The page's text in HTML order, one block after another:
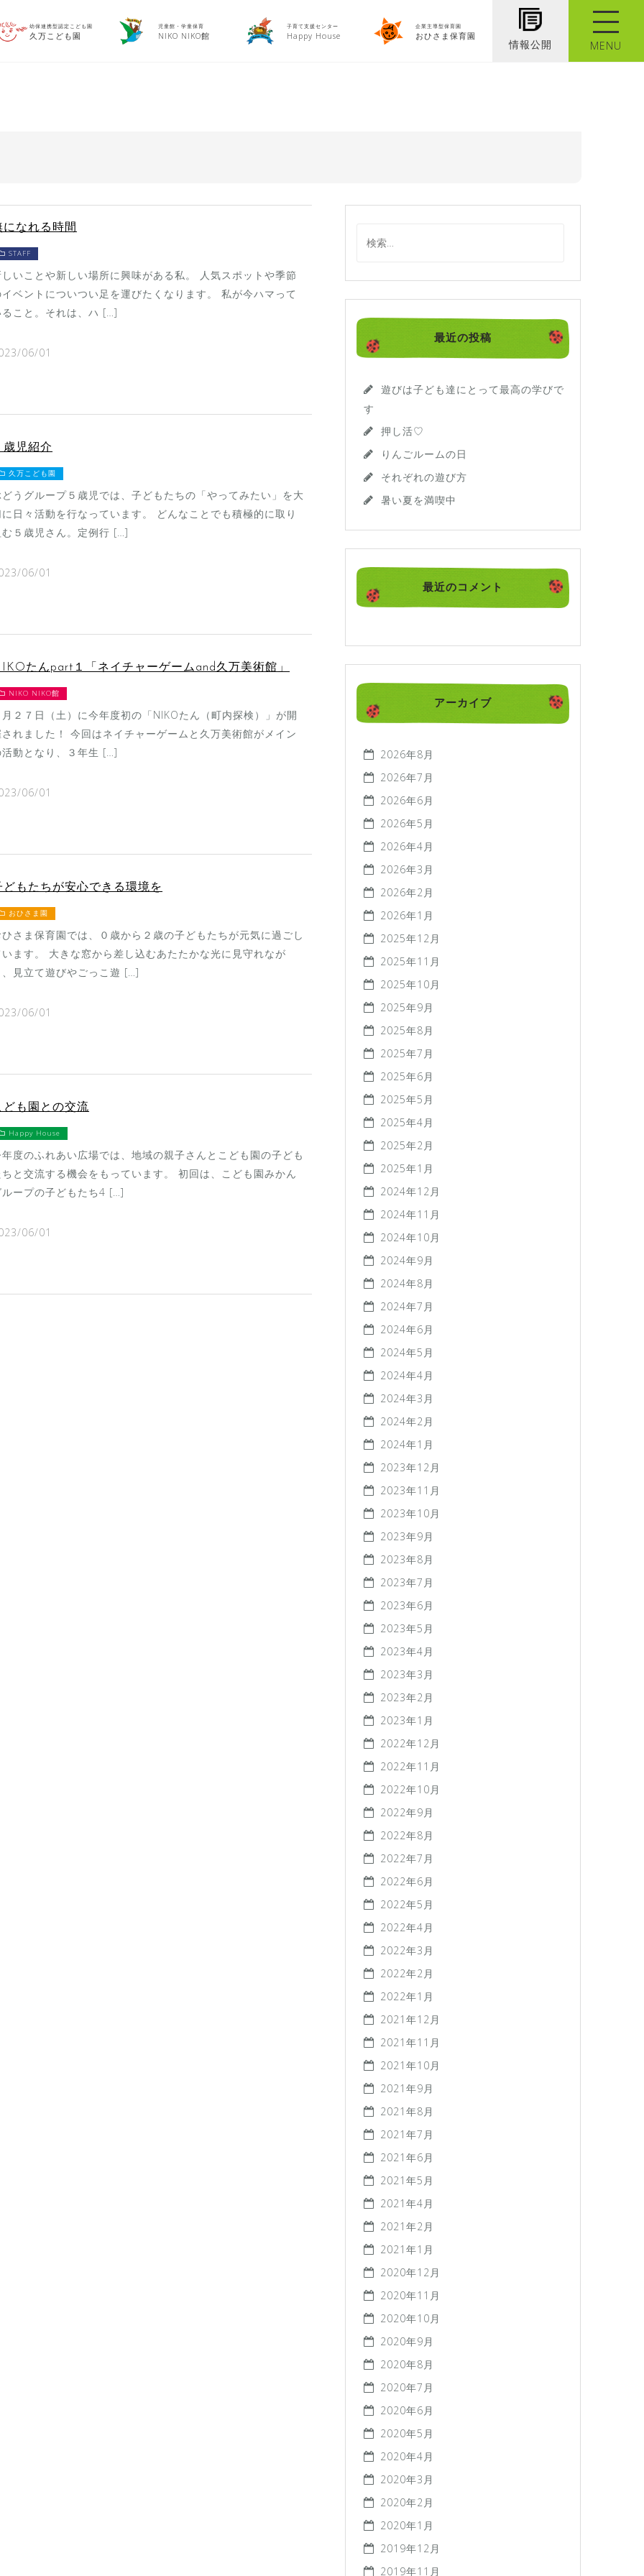
幼保連携型認定こども園
久万こども園
児童館・学童保育
NIKO NIKO館
子育て支援センター
Happy House
企業主導型保育園
おひさま保育園
情報公開 MENU
になれる時間
STAFF
いことや新しい場所に興味がある私。 人気スポットや季節
ベントについつい足を運びたくなります。 私が今ハマって
ること。それは、ハ […]
06/01
歳児紹介
久万こども園
うグループ５歳児では、子どもたちの「やってみたい」を大
日々活動を行なっています。 どんなことでも積極的に取り
む５歳児さん。定例行 […]
06/01
たんpart１「ネイチャーゲームand久万美術館」
NIKO NIKO館
２７日（土）に今年度初の「NIKOたん（町内探検）」が開
れました！ 今回はネイチャーゲームと久万美術館がメイン
活動となり、３年生 […]
06/01
どもたちが安心できる環境を
おひさま園
さま保育園では、０歳から２歳の子どもたちが元気に過ごし
ます。 大きな窓から差し込むあたたかな光に見守れなが
、見立て遊びやごっこ遊 […]
06/01
ども園との交流
Happy House
度のふれあい広場では、地域の親子さんとこども園の子ども
と交流する機会をもっています。 初回は、こども園みかん
ループの子どもたち4 […]
06/01
最近の投稿
遊びは子ども達にとって最高の学びで
す
押し活♡
りんごルームの日
それぞれの遊び方
暑い夏を満喫中
最近のコメント
アーカイブ
2026年8月
2026年7月
2026年6月
2026年5月
2026年4月
2026年3月
2026年2月
2026年1月
2025年12月
2025年11月
2025年10月
2025年9月
2025年8月
2025年7月
2025年6月
2025年5月
2025年4月
2025年2月
2025年1月
2024年12月
2024年11月
2024年10月
2024年9月
2024年8月
2024年7月
2024年6月
2024年5月
2024年4月
2024年3月
2024年2月
2024年1月
2023年12月
2023年11月
2023年10月
2023年9月
2023年8月
2023年7月
2023年6月
2023年5月
2023年4月
2023年3月
2023年2月
2023年1月
2022年12月
2022年11月
2022年10月
2022年9月
2022年8月
2022年7月
2022年6月
2022年5月
2022年4月
2022年3月
2022年2月
2022年1月
2021年12月
2021年11月
2021年10月
2021年9月
2021年8月
2021年7月
2021年6月
2021年5月
2021年4月
2021年2月
2021年1月
2020年12月
2020年11月
2020年10月
2020年9月
2020年8月
2020年7月
2020年6月
2020年5月
2020年4月
2020年3月
2020年2月
2020年1月
2019年12月
2019年11月